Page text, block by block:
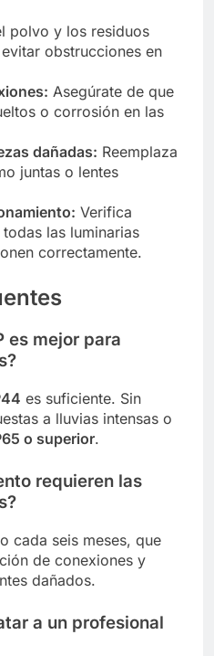
polvo y los residuos
obstrucciones en
Asegúrate de que
o corrosión en las
dañadas: Reemplaza
juntas o lentes
Verifica
las luminarias
correctamente.
es mejor para
es suficiente. Sin
a lluvias intensas o
o superior.
requieren las
cada seis meses, que
de conexiones y
dañados.
a un profesional